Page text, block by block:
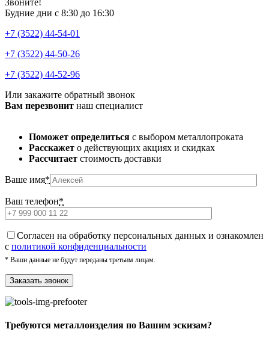
Будние дни с 8:30 до 16:30
+7 (3522) 44-54-01
+7 (3522) 44-50-26
+7 (3522) 44-52-96
Или закажите обратный звонок
Вам перезвонит наш специалист
Поможет определиться с выбором металлопроката
Расскажет о действующих акциях и скидках
Рассчитает стоимость доставки
Ваше имя*
Ваш телефон*
Cогласен на обработку персональных данных и ознакомлен
с политикой конфиденциальности
* Ваши данные не будут переданы третьим лицам.
Требуются металлоизделия по Вашим эскизам?